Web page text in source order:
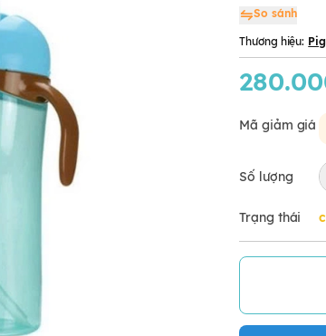
So sánh
Thương hiệu:
Mã giảm giá
Số lượng
Trạng thái